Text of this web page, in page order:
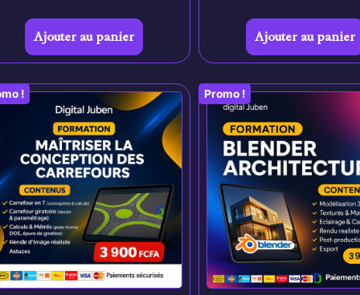
Ajouter au panier Ajouter au panier
! Promo !